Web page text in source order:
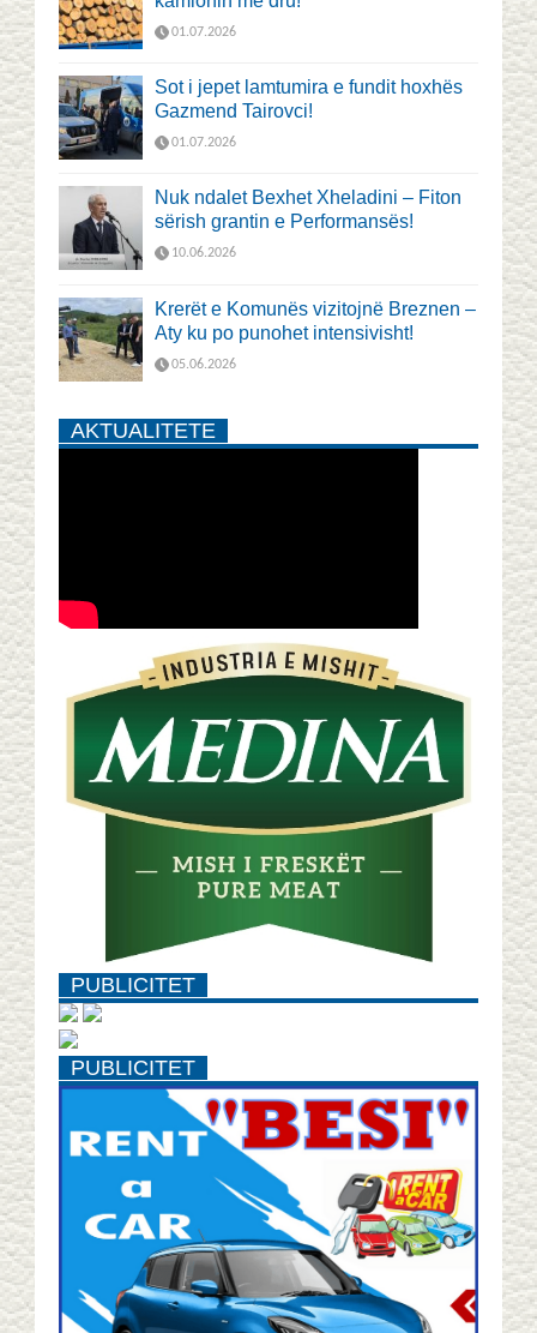
01.07.2026
Sot i jepet lamtumira e fundit hoxhës
Gazmend Tairovci!
01.07.2026
Nuk ndalet Bexhet Xheladini – Fiton
sërish grantin e Performansës!
10.06.2026
Krerët e Komunës vizitojnë Breznen –
Aty ku po punohet intensivisht!
05.06.2026
AKTUALITETE
PUBLICITET
PUBLICITET